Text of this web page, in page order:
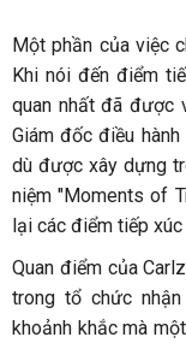
Một phần của việc
Khi nói đến điểm
quan nhất đã được
Giám đốc điều
dù được xây dựng
niệm "Moments of
lại các điểm tiếp
Quan điểm của
trong tổ chức
khoảnh khắc mà